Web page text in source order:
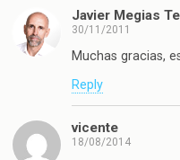
Javier Megias
30/11/2011
Muchas gracias,
Reply
vicente
18/08/2014